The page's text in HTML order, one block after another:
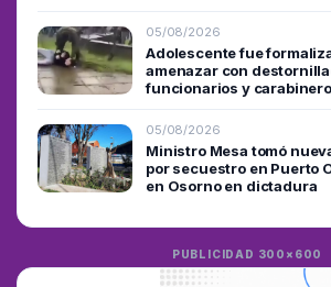
05/08/2026
Adolescente fue
amenazar con
funcionarios y
05/08/2026
Ministro Mesa tomó
por secuestro en Puerto
en Osorno en dictadura
PUBLICIDAD 300×600